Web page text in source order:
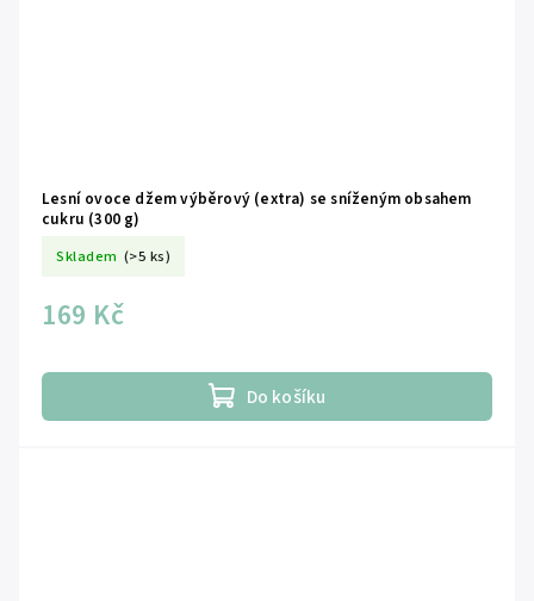
Lesní ovoce džem výběrový (extra) se sníženým obsahem
cukru (300 g)
Skladem (>5 ks)
169 Kč
Do košíku